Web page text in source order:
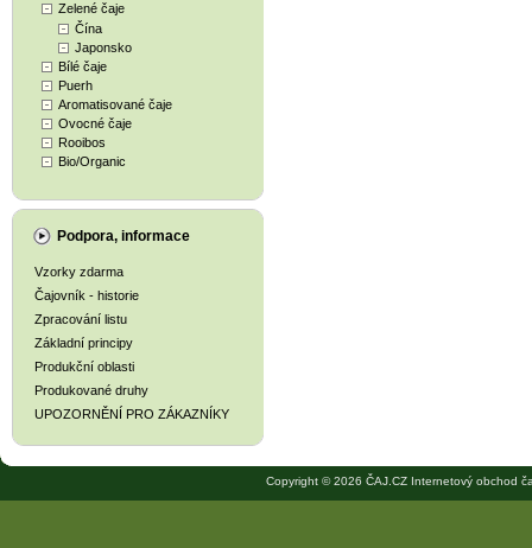
Zelené čaje
Čína
Japonsko
Bílé čaje
Puerh
Aromatisované čaje
Ovocné čaje
Rooibos
Bio/Organic
Podpora, informace
Vzorky zdarma
Čajovník - historie
Zpracování listu
Základní principy
Produkční oblasti
Produkované druhy
UPOZORNĚNÍ PRO ZÁKAZNÍKY
Copyright © 2026 ČAJ.CZ Internetový obchod